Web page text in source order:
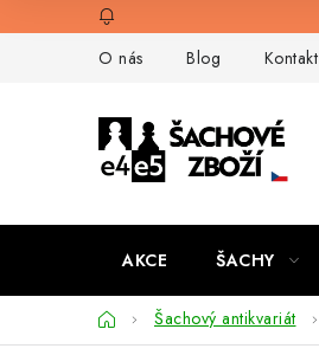
na
O nás
Blog Kontakt
AKCE ŠACHY
DomůŠachový antikvariát